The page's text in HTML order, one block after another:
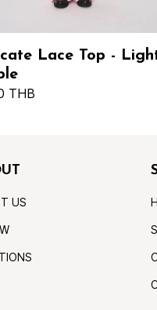
Lace Top -
THB
US